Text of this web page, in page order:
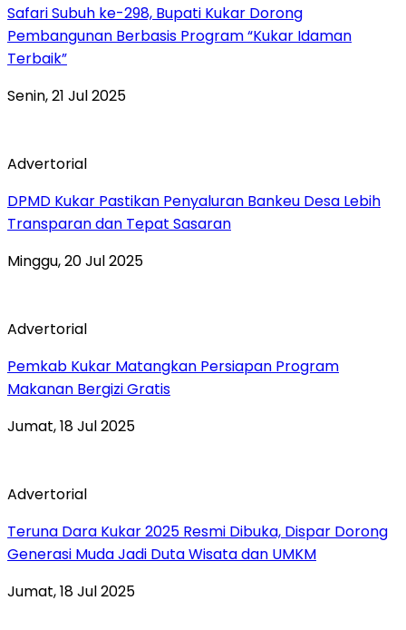
Safari Subuh ke-298, Bupati Kukar Dorong
Pembangunan Berbasis Program “Kukar Idaman
Terbaik”
Senin, 21 Jul 2025
Advertorial
DPMD Kukar Pastikan Penyaluran Bankeu Desa Lebih
Transparan dan Tepat Sasaran
Minggu, 20 Jul 2025
Advertorial
Pemkab Kukar Matangkan Persiapan Program
Makanan Bergizi Gratis
Jumat, 18 Jul 2025
Advertorial
Teruna Dara Kukar 2025 Resmi Dibuka, Dispar Dorong
Generasi Muda Jadi Duta Wisata dan UMKM
Jumat, 18 Jul 2025